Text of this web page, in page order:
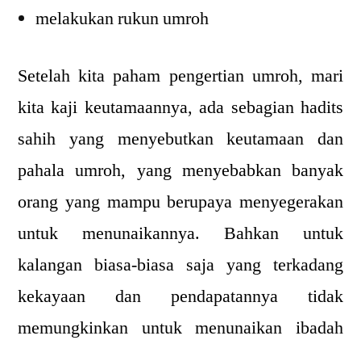
melakukan rukun umroh
Setelah kita paham pengertian umroh, mari
kita kaji keutamaannya, ada sebagian hadits
sahih yang menyebutkan keutamaan dan
pahala umroh, yang menyebabkan banyak
orang yang mampu berupaya menyegerakan
untuk menunaikannya. Bahkan untuk
kalangan biasa-biasa saja yang terkadang
kekayaan dan pendapatannya tidak
memungkinkan untuk menunaikan ibadah